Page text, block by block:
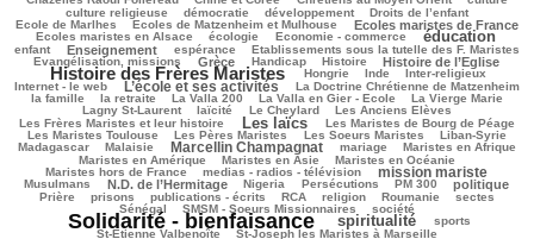
culture religieuse
démocratie développement Droits de l’enfant
Ecole de Marlhes
156/3441 Ecoles de Matzenheim et Mulhouse
828/3441 Ecoles maristes de France
221/3441
Ecoles maristes en Alsace
554/3441 écologie
139/3441 Economie - commerce
1792/3441 éducation
151/3441
enfant
939/3441 Enseignement
261/3441 espérance
65/3441 Etablissements sous la tutelle des F. Maristes
280/3441
Evangélisation, missions
747/3441 Grèce
114/3441 Handicap
299/3441 Histoire
781/3441 Histoire de l’Eglise
2285/3441
Histoire des Frères Maristes
126/3441 Hongrie Inde
162/3441 Inter-religieux
319/3441
Internet - le web
1270/3441 L’école et ses activités
50/3441 La Doctrine Chrétienne de Matzenheim
428/3441
la famille
143/3441 la retraite
59/3441 La Valla 200
65/3441 La Valla en Gier - Ecole
681/3441 La Vierge Marie
439/3441
Lagny St-Laurent
laïcité Le Cheylard Les Anciens Elèves
Les Frères Maristes et leur histoire
1558/3441 Les laïcs
570/3441 Les Maristes de Bourg de Péage
344/3441
Les Maristes Toulouse
539/3441 Les Pères Maristes
356/3441 Les Soeurs Maristes
137/3441 Liban-Syrie
140/3441
Madagascar
44/3441 Malaisie
1301/3441 Marcellin Champagnat
50/3441 mariage
280/3441 Maristes en Afrique
265/3441
Maristes en Amérique
Maristes en Asie Maristes en Océanie
Maristes hors de France
316/3441 medias - radios - télévision
1250/3441 mission mariste
122/3441
Musulmans
954/3441 N.D. de l’Hermitage
51/3441 Nigeria
207/3441 Persécutions
209/3441 PM 300
770/3441 politique
218/3441
Prière
140/3441 prisons
326/3441 publications - écrits
196/3441 RCA
286/3441 religion
62/3441 Roumanie
34/3441 sectes
58/3441
Sénégal
SMSM - Soeurs Missionnaires société
Solidarité - bienfaisance spiritualité sports
St-Etienne Valbenoîte
St-Joseph les Maristes à Marseille